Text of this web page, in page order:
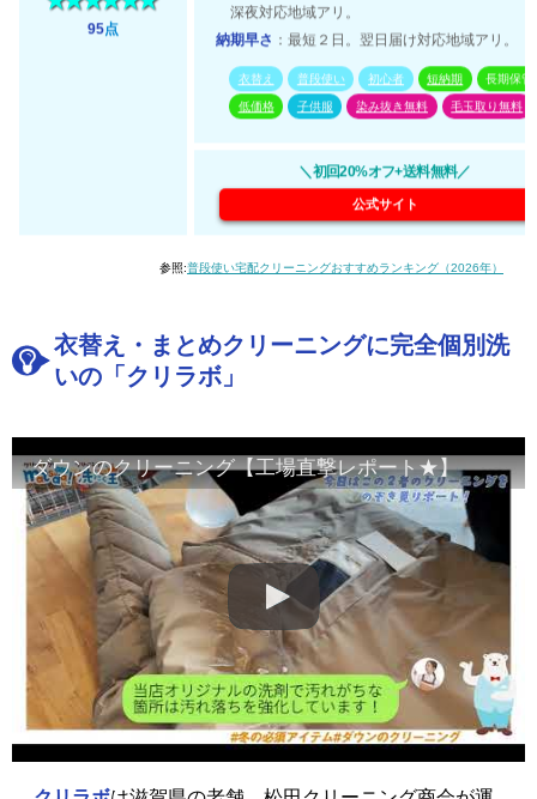
95点
深夜対応地域アリ。
納期早さ ：最短２日。翌日届け対応地域アリ。
衣替え 普段使い 初心者 短納期 長期保管
低価格 子供服 染み抜き無料 毛玉取り無料
＼初回20%オフ+送料無料／
公式サイト
参照:普段使い宅配クリーニングおすすめランキング（2026年）
衣替え・まとめクリーニングに完全個別洗
いの「クリラボ」
ダウンのクリーニング【工場直撃レポート★】